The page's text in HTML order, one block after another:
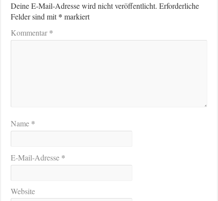
Deine E-Mail-Adresse wird nicht veröffentlicht. Erforderliche
Felder sind mit* markiert
Kommentar*
Name *
E-Mail-Adresse *
Website